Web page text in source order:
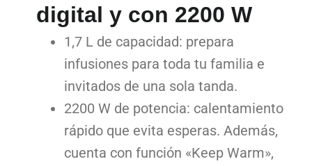
digital y con 2200 W
1,7 L de capacidad: prepara
infusiones para toda tu familia e
invitados de una sola tanda.
2200 W de potencia: calentamiento
rápido que evita esperas. Además,
cuenta con función «Keep Warm»,